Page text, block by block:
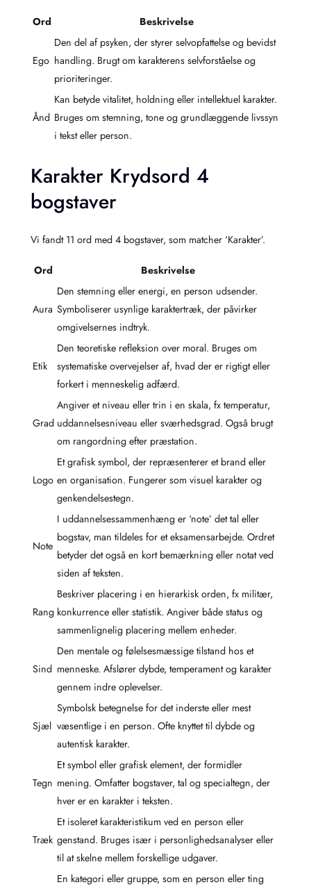
Ord Beskrivelse
Ego
Den del af psyken, der styrer selvopfattelse og bevidst
handling. Brugt om karakterens selvforståelse og
prioriteringer.
Ånd
Kan betyde vitalitet, holdning eller intellektuel karakter.
Bruges om stemning, tone og grundlæggende livssyn
i tekst eller person.
Karakter Krydsord 4
bogstaver
Vi fandt 11 ord med 4 bogstaver, som matcher ‘Karakter’.
Ord Beskrivelse
Aura
Den stemning eller energi, en person udsender.
Symboliserer usynlige karaktertræk, der påvirker
omgivelsernes indtryk.
Etik
Den teoretiske refleksion over moral. Bruges om
systematiske overvejelser af, hvad der er rigtigt eller
forkert i menneskelig adfærd.
Grad
Angiver et niveau eller trin i en skala, fx temperatur,
uddannelsesniveau eller sværhedsgrad. Også brugt
om rangordning efter præstation.
Logo
Et grafisk symbol, der repræsenterer et brand eller
en organisation. Fungerer som visuel karakter og
genkendelsestegn.
Note
I uddannelsessammenhæng er ‘note’ det tal eller
bogstav, man tildeles for et eksamensarbejde. Ordret
betyder det også en kort bemærkning eller notat ved
siden af teksten.
Rang
Beskriver placering i en hierarkisk orden, fx militær,
konkurrence eller statistik. Angiver både status og
sammenlignelig placering mellem enheder.
Sind
Den mentale og følelsesmæssige tilstand hos et
menneske. Afslører dybde, temperament og karakter
gennem indre oplevelser.
Sjæl
Symbolsk betegnelse for det inderste eller mest
væsentlige i en person. Ofte knyttet til dybde og
autentisk karakter.
Tegn
Et symbol eller grafisk element, der formidler
mening. Omfatter bogstaver, tal og specialtegn, der
hver er en karakter i teksten.
Træk
Et isoleret karakteristikum ved en person eller
genstand. Bruges især i personlighedsanalyser eller
til at skelne mellem forskellige udgaver.
En kategori eller gruppe, som en person eller ting